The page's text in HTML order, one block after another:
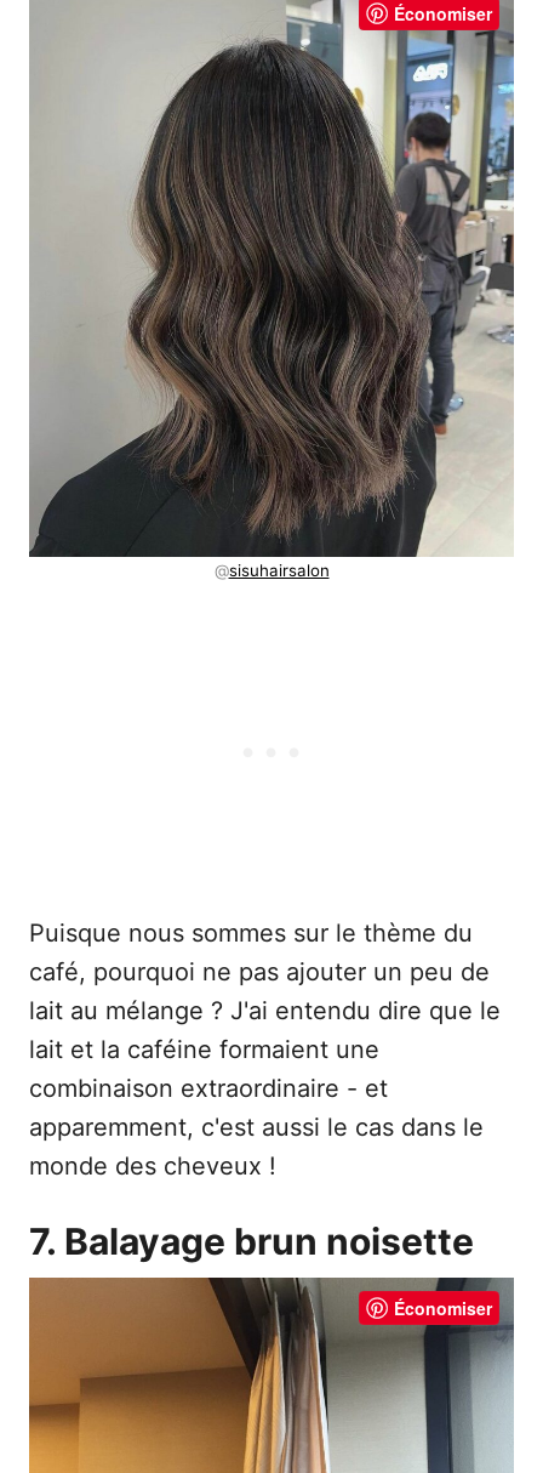
Économiser
@sisuhairsalon
Puisque nous sommes sur le thème du
café, pourquoi ne pas ajouter un peu de
lait au mélange ? J'ai entendu dire que le
lait et la caféine formaient une
combinaison extraordinaire - et
apparemment, c'est aussi le cas dans le
monde des cheveux !
7. Balayage brun noisette
Économiser